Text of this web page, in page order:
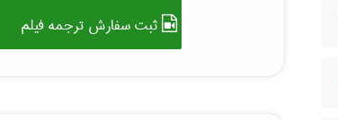
ثبت سفارش ترجمه فیلم